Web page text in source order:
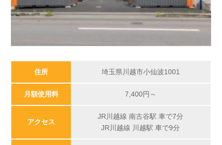
住所 埼玉県川越市小仙波1001
月額使用料 7,400円～
アクセス
JR川越線 南古谷駅 車で7分
JR川越線 川越駅 車で9分